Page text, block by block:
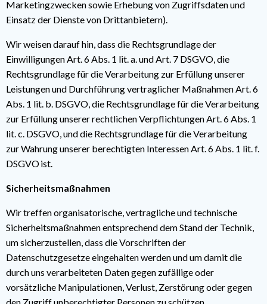
Marketingzwecken sowie Erhebung von Zugriffsdaten und
Einsatz der Dienste von Drittanbietern).
Wir weisen darauf hin, dass die Rechtsgrundlage der
Einwilligungen Art. 6 Abs. 1 lit. a. und Art. 7 DSGVO, die
Rechtsgrundlage für die Verarbeitung zur Erfüllung unserer
Leistungen und Durchführung vertraglicher Maßnahmen Art. 6
Abs. 1 lit. b. DSGVO, die Rechtsgrundlage für die Verarbeitung
zur Erfüllung unserer rechtlichen Verpflichtungen Art. 6 Abs. 1
lit. c. DSGVO, und die Rechtsgrundlage für die Verarbeitung
zur Wahrung unserer berechtigten Interessen Art. 6 Abs. 1 lit. f.
DSGVO ist.
Sicherheitsmaßnahmen
Wir treffen organisatorische, vertragliche und technische
Sicherheitsmaßnahmen entsprechend dem Stand der Technik,
um sicherzustellen, dass die Vorschriften der
Datenschutzgesetze eingehalten werden und um damit die
durch uns verarbeiteten Daten gegen zufällige oder
vorsätzliche Manipulationen, Verlust, Zerstörung oder gegen